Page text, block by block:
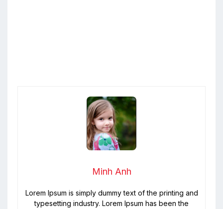
Minh Anh
Lorem Ipsum is simply dummy text of the printing and
typesetting industry. Lorem Ipsum has been the